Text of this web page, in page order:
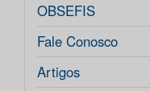
OBSEFIS
Fale Conosco
Artigos